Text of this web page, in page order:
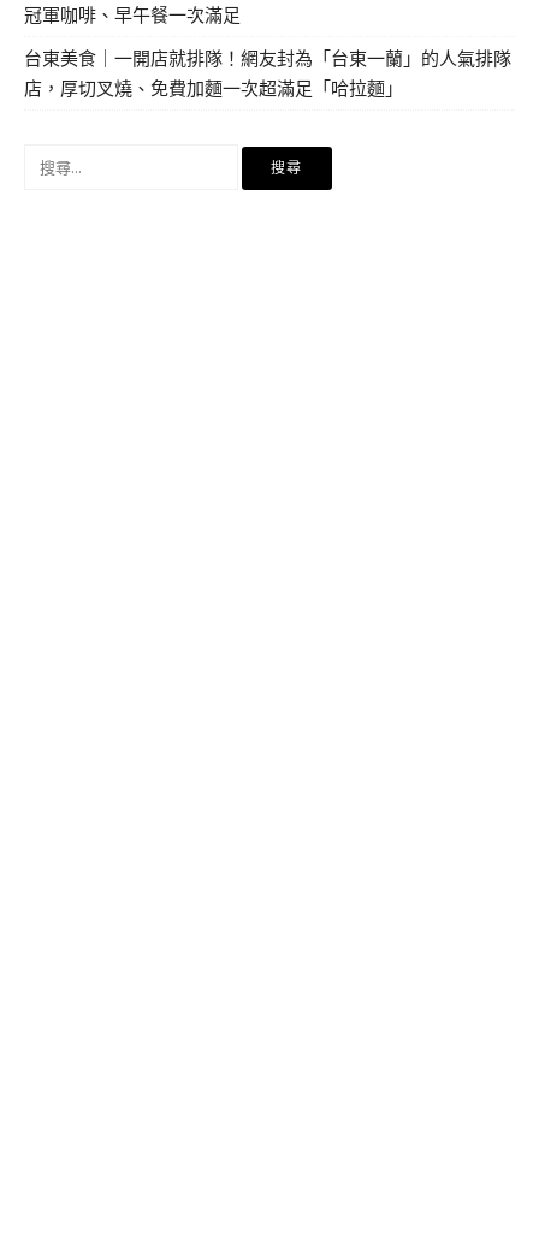
冠軍咖啡、早午餐一次滿足
台東美食｜一開店就排隊！網友封為「台東一蘭」的人氣排隊
店，厚切叉燒、免費加麵一次超滿足「哈拉麵」